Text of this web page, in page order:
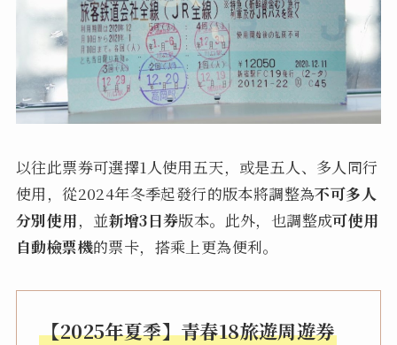
以往此票券可選擇1人使用五天，或是五人、多人同行
使用，從2024年冬季起發行的版本將調整為不可多人
分別使用，並新增3日券版本。此外，也調整成可使用
自動檢票機的票卡，搭乘上更為便利。
【2025年夏季】青春18旅遊周遊券